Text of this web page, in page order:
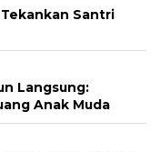
Santri
Langsung:
Anak Muda